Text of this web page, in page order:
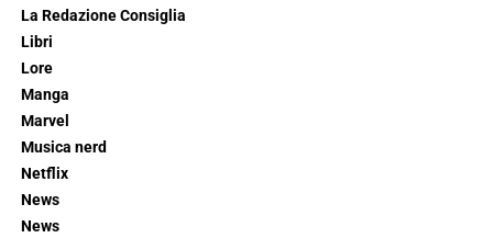
La Redazione Consiglia
Libri
Lore
Manga
Marvel
Musica nerd
Netflix
News
News